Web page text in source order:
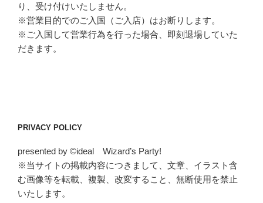
り、受け付けいたしません。
※営業目的でのご入国（ご入店）はお断りします。
※ご入国して営業行為を行った場合、即刻退場していた
だきます。
PRIVACY POLICY
presented by ©ideal Wizard’s Party!
※当サイトの掲載内容につきまして、文章、イラスト含
む画像等を転載、複製、改変すること、無断使用を禁止
いたします。